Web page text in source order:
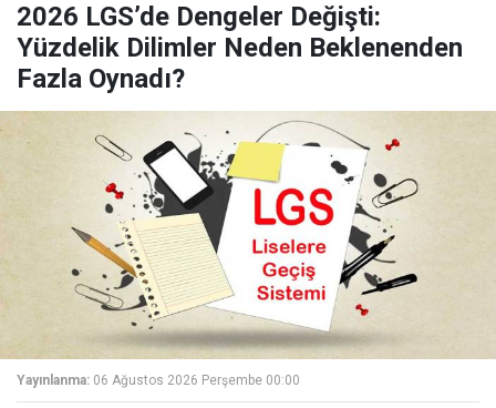
2026 LGS’de Dengeler Değişti:
Yüzdelik Dilimler Neden Beklenenden
Fazla Oynadı?
Yayınlanma: 06 Ağustos 2026 Perşembe 00:00